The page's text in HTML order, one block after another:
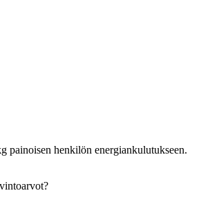
painoisen henkilön energiankulutukseen.